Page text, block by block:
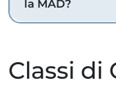
la MAD?
Classi di